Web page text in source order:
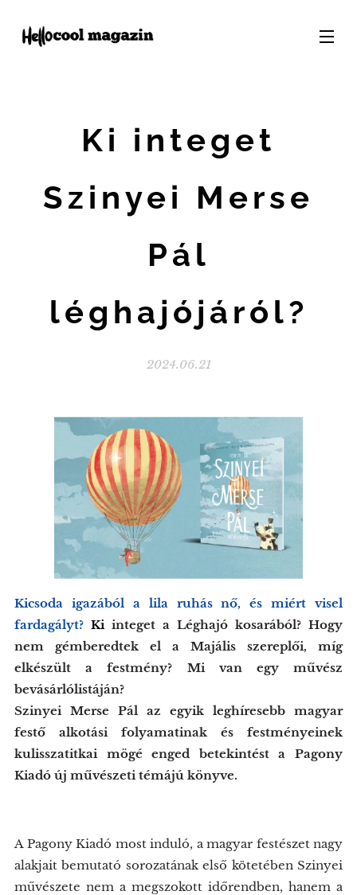
Ki integet
Szinyei Merse
Pál
léghajójáról?
2024.06.21
Kicsoda igazából a lila ruhás nő, és miért visel
fardagályt? Ki integet a Léghajó kosarából? Hogy
nem gémberedtek el a Majális szereplői, míg
elkészült a festmény? Mi van egy művész
bevásárlólistáján?
Szinyei Merse Pál az egyik leghíresebb magyar
festő alkotási folyamatinak és festményeinek
kulisszatitkai mögé enged betekintést a Pagony
Kiadó új művészeti témájú könyve.
A Pagony Kiadó most induló, a magyar festészet nagy
alakjait bemutató sorozatának első kötetében Szinyei
művészete nem a megszokott időrendben, hanem a